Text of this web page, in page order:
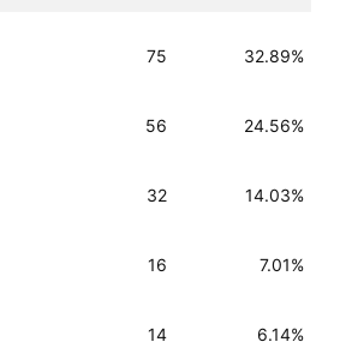
75 32.89%
56 24.56%
32 14.03%
16 7.01%
14 6.14%